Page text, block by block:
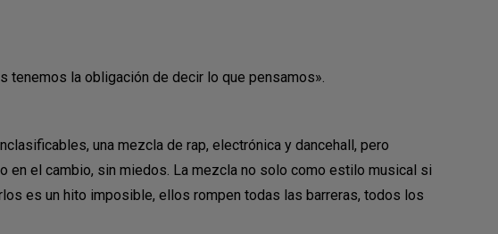
tenemos la obligación de decir lo que pensamos».
una mezcla de rap, electrónica y dancehall, pero
en el cambio, sin miedos. La mezcla no solo como estilo musical si
es un hito imposible, ellos rompen todas las barreras, todos los